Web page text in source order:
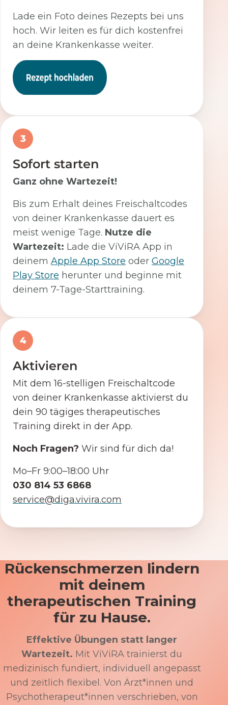
Lade ein Foto deines Rezepts bei uns
hoch. Wir leiten es für dich kostenfrei
an deine Krankenkasse weiter.
3
Sofort starten
Ganz ohne Wartezeit!
Bis zum Erhalt deines Freischaltcodes
von deiner Krankenkasse dauert es
meist wenige Tage. Nutze die
Wartezeit: Lade die ViViRA App in
deinem Apple App Store oder Google
Play Store herunter und beginne mit
deinem 7-Tage-Starttraining.
4
Aktivieren
Mit dem 16-stelligen Freischaltcode
von deiner Krankenkasse aktivierst du
dein 90 tägiges therapeutisches
Training direkt in der App.
Noch Fragen? Wir sind für dich da!
Mo–Fr 9:00–18:00 Uhr
030 814 53 6868
service@diga.vivira.com
Rückenschmerzen lindern
mit deinem
therapeutischen Training
für zu Hause.
Effektive Übungen statt langer
Wartezeit. Mit ViViRA trainierst du
medizinisch fundiert, individuell angepasst
und zeitlich flexibel. Von Ärzt*innen und
Psychotherapeut*innen verschrieben, von